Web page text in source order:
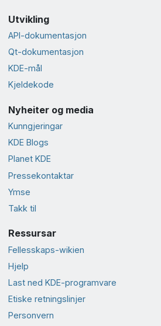
Utvikling
API-dokumentasjon
Qt-dokumentasjon
KDE-mål
Kjeldekode
Nyheiter og media
Kunngjeringar
KDE Blogs
Planet KDE
Presse­kontaktar
Ymse
Takk til
Ressursar
Fellesskaps-wikien
Hjelp
Last ned KDE-programvare
Etiske retningslinjer
Personvern